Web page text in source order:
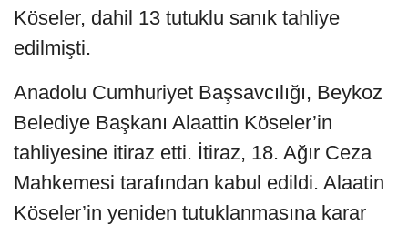
Köseler, dahil 13 tutuklu sanık tahliye
edilmişti.
Anadolu Cumhuriyet Başsavcılığı, Beykoz
Belediye Başkanı Alaattin Köseler’in
tahliyesine itiraz etti. İtiraz, 18. Ağır Ceza
Mahkemesi tarafından kabul edildi. Alaatin
Köseler’in yeniden tutuklanmasına karar